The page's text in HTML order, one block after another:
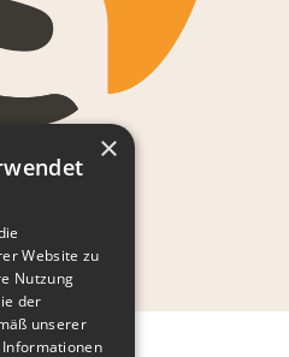
×
Website zu
Nutzung
der
unserer